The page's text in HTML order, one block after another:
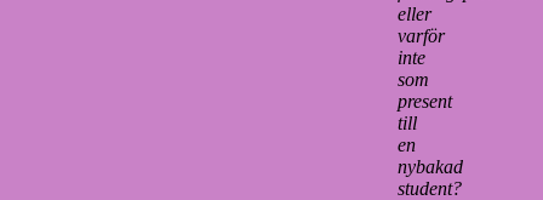
eller
varför
inte
som
present
till
en
nybakad
student?